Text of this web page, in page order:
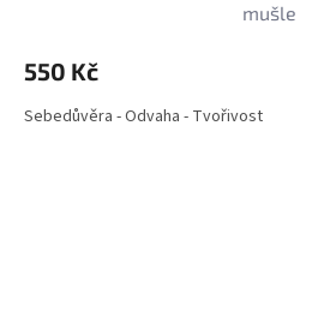
mušle
550 Kč
Sebedůvěra - Odvaha - Tvořivost